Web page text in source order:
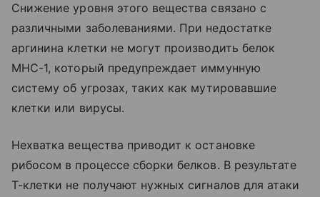
Снижение уровня этого вещества связано с
различными заболеваниями. При недостатке
аргинина клетки не могут производить белок
MHC-1, который предупреждает иммунную
систему об угрозах, таких как мутировавшие
клетки или вирусы.
Нехватка вещества приводит к остановке
рибосом в процессе сборки белков. В результате
Т-клетки не получают нужных сигналов для атаки